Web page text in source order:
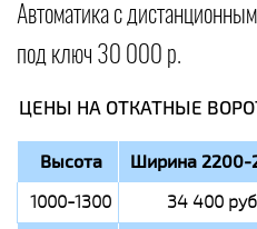
Автоматика с
под ключ 30 000 р.
ЦЕНЫ НА ОТКАТНЫЕ
Высота Ширина 2200-
1000-1300 34 400 руб